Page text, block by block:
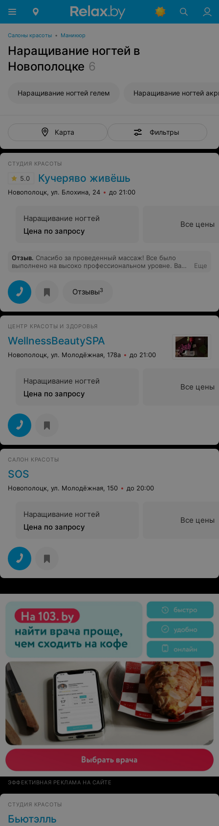
Салоны красоты • Маникюр
Наращивание ногтей в
Новополоцке 6
Наращивание ногтей гелем Наращивание ногтей
Карта Фильтры
СТУДИЯ КРАСОТЫ
5.0 Кучеряво живёшь
Новополоцк, ул. Блохина, 24 до 21:00
Наращивание ногтей
Цена по запросу
Все цены
Отзыв. Спасибо за проведенный массаж! Все было
выполнено на высоко профессиональном уровне. Вами
рекомендации. Массаж проходил в очень
доброжелательной и комфортной атмосфере. До
встречи на новом курсе массажа!
Еще
Отзывы3
ЦЕНТР КРАСОТЫ И ЗДОРОВЬЯ
WellnessBeautySPA
Новополоцк, ул. Молодёжная, 178а до 21:00
Наращивание ногтей
Цена по запросу
Все цены
САЛОН КРАСОТЫ
SOS
Новополоцк, ул. Молодёжная, 150 до 20:00
Наращивание ногтей
Цена по запросу
Все цены
ЭФФЕКТИВНАЯ РЕКЛАМА НА САЙТЕ
СТУДИЯ КРАСОТЫ
Бьютэлль